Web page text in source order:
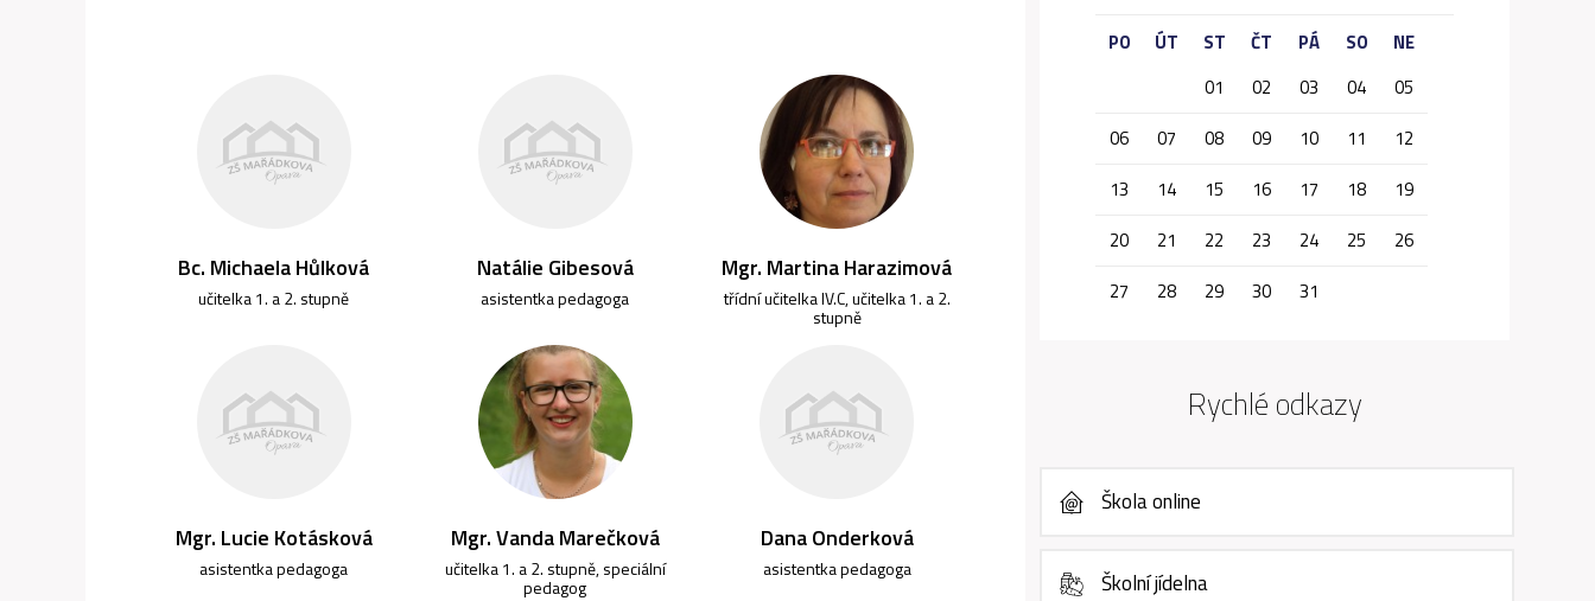
Bc. Michaela Hůlková
učitelka 1. a 2. stupně
Natálie Gibesová
asistentka pedagoga
Mgr. Martina Harazimová
třídní učitelka IV.C, učitelka 1. a 2.
stupně
Mgr. Lucie Kotásková
asistentka pedagoga
Mgr. Vanda Marečková
učitelka 1. a 2. stupně, speciální
pedagog
Dana Onderková
asistentka pedagoga
PO ÚT ST ČT PÁ SO
NE
01
02 03 04
05
06
07 08 09 10 11
12
13
14 15 16 17 18
19
20
21 22 23 24 25
26
27
28 29 30 31
Rychlé odkazy
Škola online
Školní jídelna